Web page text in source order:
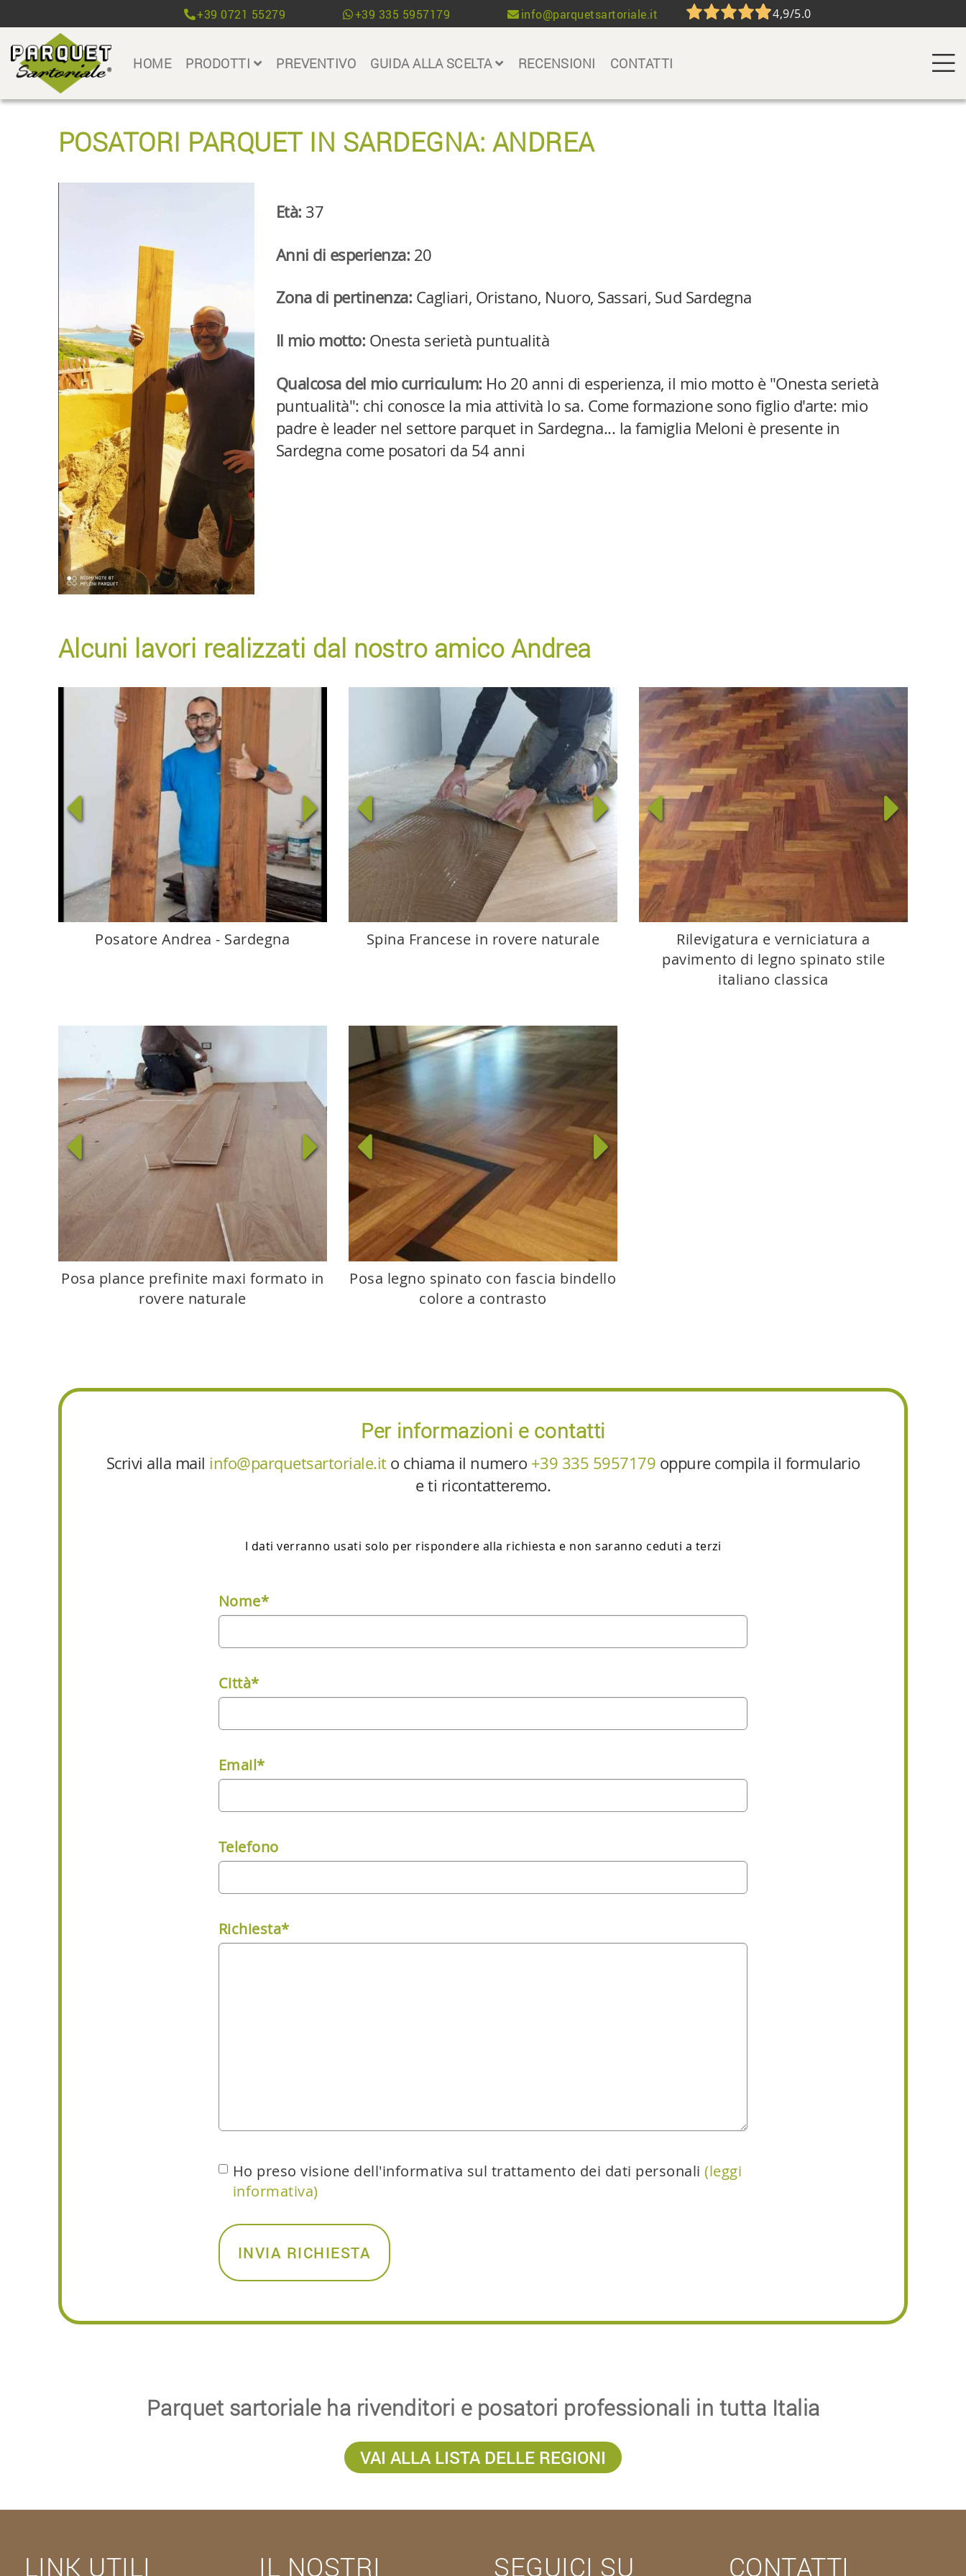
+39 0721 55279 +39 335 5957179 info@parquetsartoriale.it 4,9/5.0
HOME PRODOTTI PREVENTIVO GUIDA ALLA SCELTA RECENSIONI CONTATTI
POSATORI PARQUET IN SARDEGNA: ANDREA
Età: 37
Anni di esperienza: 20
Zona di pertinenza: Cagliari, Oristano, Nuoro, Sassari, Sud Sardegna
Il mio motto: Onesta serietà puntualità
Qualcosa del mio curriculum: Ho 20 anni di esperienza, il mio motto è "Onesta serietà
puntualità": chi conosce la mia attività lo sa. Come formazione sono figlio d'arte: mio
padre è leader nel settore parquet in Sardegna... la famiglia Meloni è presente in
Sardegna come posatori da 54 anni
Alcuni lavori realizzati dal nostro amico Andrea
Posatore Andrea - Sardegna Spina Francese in rovere naturale
Rilevigatura e verniciatura a
pavimento di legno spinato stile
italiano classica
Posa plance prefinite maxi formato in
rovere naturale
Posa legno spinato con fascia bindello
colore a contrasto
Per informazioni e contatti
Scrivi alla mail info@parquetsartoriale.ito chiama il numero +39 335 5957179 oppure compila il formulario
e ti ricontatteremo.
I dati verranno usati solo per rispondere alla richiesta e non saranno ceduti a terzi
Nome*
Città*
Email*
Telefono
Richiesta*
Ho preso visione dell'informativa sul trattamento dei dati personali(leggi
informativa)
Parquet sartoriale ha rivenditori e posatori professionali in tutta Italia
VAI ALLA LISTA DELLE REGIONI
LINK UTILI IL NOSTRI SEGUICI SU CONTATTI